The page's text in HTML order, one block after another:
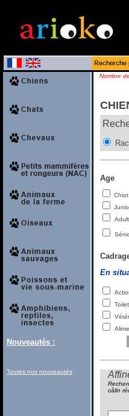
Nouveautés :
Toutes nos nouveautés
Age
Chiot
En
câlin